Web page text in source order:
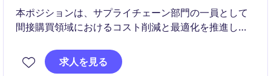
本ポジションは、サプライチェーン部門の一員として
間接購買領域におけるコスト削減と最適化を推進しま
成長と収益向上に貢献いただきます。
求人を見る